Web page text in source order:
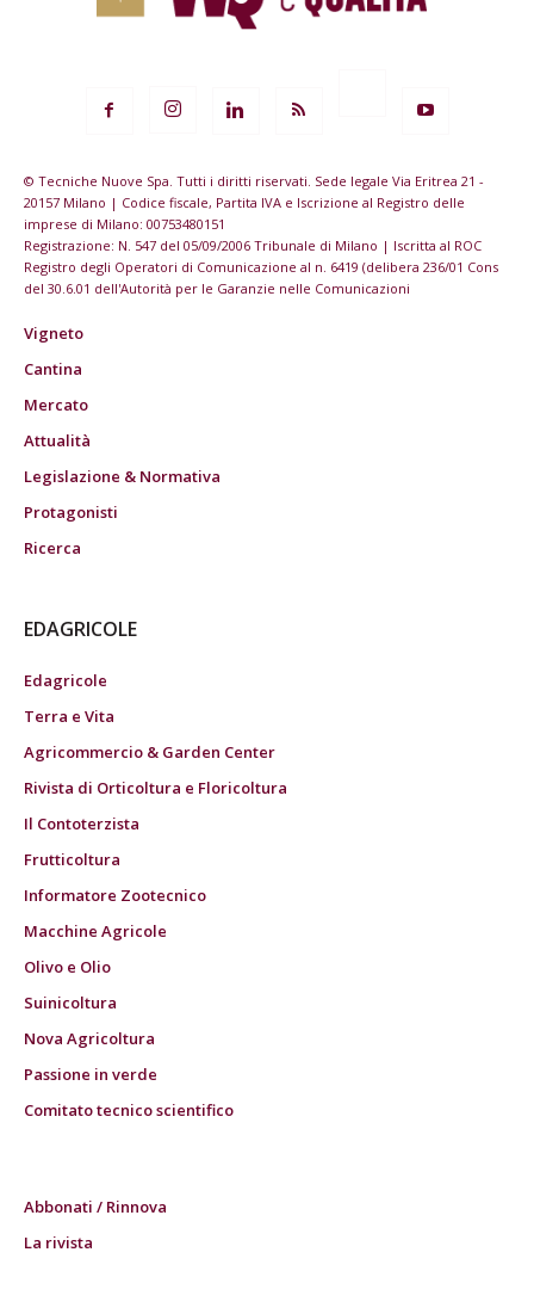
© Tecniche Nuove Spa. Tutti i diritti riservati. Sede legale Via Eritrea 21 -
20157 Milano | Codice fiscale, Partita IVA e Iscrizione al Registro delle
imprese di Milano: 00753480151
Registrazione: N. 547 del 05/09/2006 Tribunale di Milano | Iscritta al ROC
Registro degli Operatori di Comunicazione al n. 6419 (delibera 236/01 Cons
del 30.6.01 dell'Autorità per le Garanzie nelle Comunicazioni
Vigneto
Cantina
Mercato
Attualità
Legislazione & Normativa
Protagonisti
Ricerca
EDAGRICOLE
Edagricole
Terra e Vita
Agricommercio & Garden Center
Rivista di Orticoltura e Floricoltura
Il Contoterzista
Frutticoltura
Informatore Zootecnico
Macchine Agricole
Olivo e Olio
Suinicoltura
Nova Agricoltura
Passione in verde
Comitato tecnico scientifico
Abbonati / Rinnova
La rivista